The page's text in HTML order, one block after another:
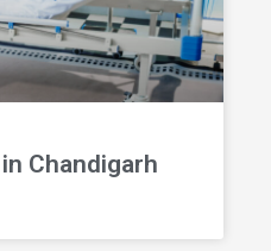
Chandigarh